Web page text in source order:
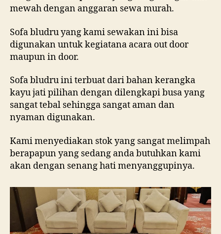
mewah dengan anggaran sewa murah.
Sofa bludru yang kami sewakan ini bisa
digunakan untuk kegiatana acara out door
maupun in door.
Sofa bludru ini terbuat dari bahan kerangka
kayu jati pilihan dengan dilengkapi busa yang
sangat tebal sehingga sangat aman dan
nyaman digunakan.
Kami menyediakan stok yang sangat melimpah
berapapun yang sedang anda butuhkan kami
akan dengan senang hati menyanggupinya.